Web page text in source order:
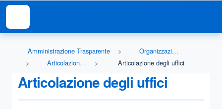
Amministrazione Trasparente
Organizzazione
Articolazione degli uffici
Articolazione degli uffici
Articolazione degli uffici